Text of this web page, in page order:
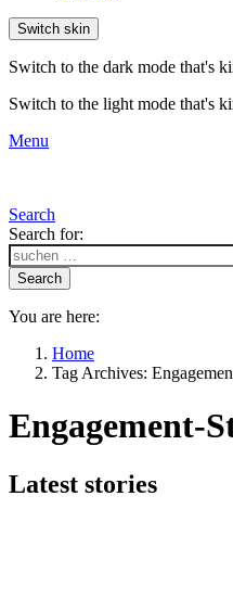
Switch skin
Switch to the dark mode that's
Switch to the light mode that's
Menu
Search
Search for:
Search
You are here:
Home
Tag Archives:
Engagement-
Latest stories